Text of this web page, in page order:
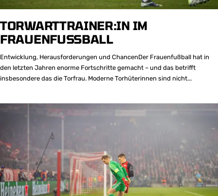
TORWARTTRAINER:IN IM
FRAUENFUSSBALL
Entwicklung, Herausforderungen und ChancenDer Frauenfußball hat in
den letzten Jahren enorme Fortschritte gemacht – und das betrifft
insbesondere das die Torfrau. Moderne Torhüterinnen sind nicht...